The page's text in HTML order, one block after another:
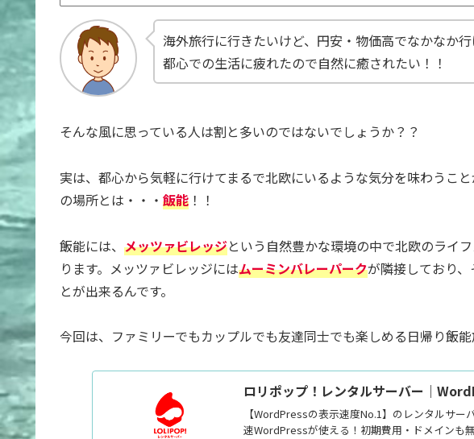
海外旅行に行きたいけど、円安・物価高でなかなか行
都心での生活に疲れたので自然に癒されたい！！
そんな風に思っている人は割と多いのではないでしょうか？？
実は、都心から気軽に行けてまるで北欧にいるような気分を味わうこ
の場所とは・・・ 飯能 ！！
飯能には、 メッツァビレッジという自然豊かな環境の中で北欧のライ
ります。メッツァビレッジにはムーミンバレーパークが隣接しており
とが出来るんです。
今回は、ファミリーでもカップルでも友達同士でも楽しめる日帰り飯
ロリポップ！レンタルサーバー｜
【WordPressの表示速度No.1】のレンタルサ
速WordPressが使える！初期費用・ドメインも